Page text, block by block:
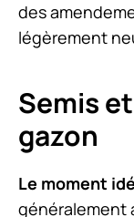
des
légèrement
Semis
gazon
Le moment
généralement